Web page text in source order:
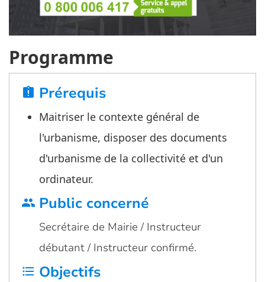
Programme
assignment_late Prérequis
Maitriser le contexte général de
l'urbanisme, disposer des documents
d'urbanisme de la collectivité et d'un
ordinateur.
group Public concerné
Secrétaire de Mairie / Instructeur
débutant / Instructeur confirmé.
format_list_bulleted Objectifs